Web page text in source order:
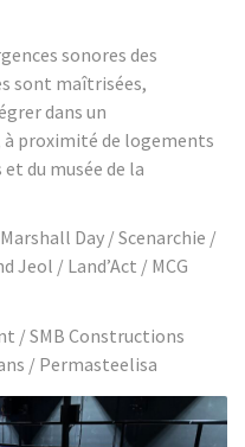
sonores des
sont maîtrisées,
dans un
proximité de logements
du musée de la
Day / Scenarchie /
Jeol / Land’Act / MCG
/ SMB Constructions
/ Permasteelisa